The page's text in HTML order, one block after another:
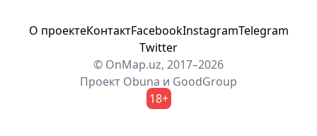
О проектеКонтактFacebookInstagramTelegram
Twitter
© OnMap.uz, 2017–2026
Проект Obuna и GoodGroup
18+